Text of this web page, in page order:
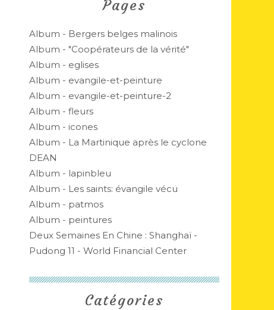
Catégories
Pages
Album - Bergers belges malinois
Album - "Coopérateurs de la vérité"
Album - eglises
Album - evangile-et-peinture
Album - evangile-et-peinture-2
Album - fleurs
Album - icones
Album - La Martinique après le cyclone
DEAN
Album - lapinbleu
Album - Les saints: évangile vécu
Album - patmos
Album - peintures
Deux Semaines En Chine : Shanghaï -
Pudong 11 - World Financial Center